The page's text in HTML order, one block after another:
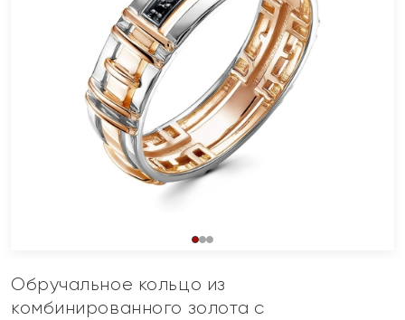
Обручальное кольцо из
комбинированного золота с